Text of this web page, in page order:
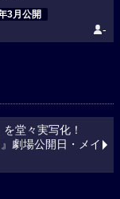
3月公開
-
堂々実写化！
劇場公開日・メイ